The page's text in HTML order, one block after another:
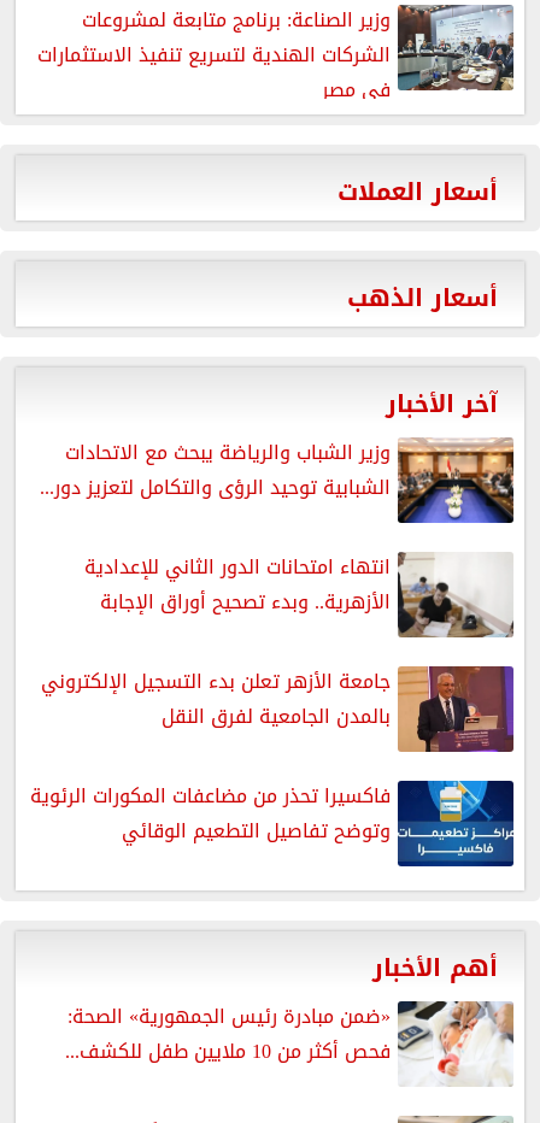
وزير الصناعة: برنامج متابعة لمشروعات
الشركات الهندية لتسريع تنفيذ الاستثمارات
في مصر
أسعار العملات
أسعار الذهب
آخر الأخبار
وزير الشباب والرياضة يبحث مع الاتحادات
الشبابية توحيد الرؤى والتكامل لتعزيز دور...
انتهاء امتحانات الدور الثاني للإعدادية
الأزهرية.. وبدء تصحيح أوراق الإجابة
جامعة الأزهر تعلن بدء التسجيل الإلكتروني
بالمدن الجامعية لفرق النقل
فاكسيرا تحذر من مضاعفات المكورات الرئوية
وتوضح تفاصيل التطعيم الوقائي
أهم الأخبار
«ضمن مبادرة رئيس الجمهورية» الصحة:
فحص أكثر من 10 ملايين طفل للكشف...